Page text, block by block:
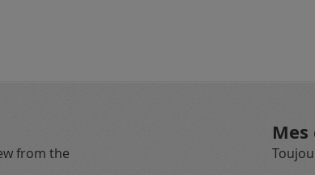
from the